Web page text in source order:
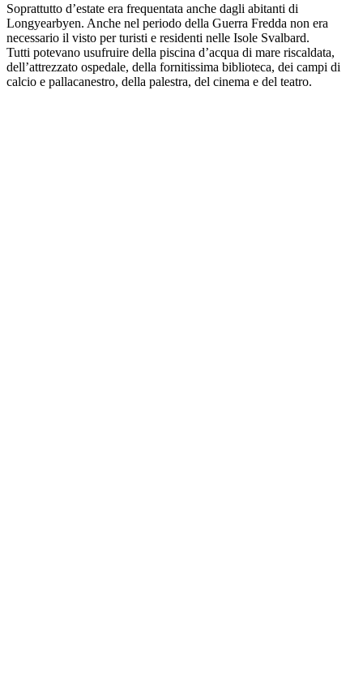
Soprattutto d’estate era frequentata anche dagli abitanti di
Longyearbyen. Anche nel periodo della Guerra Fredda non era
necessario il visto per turisti e residenti nelle Isole Svalbard.
Tutti potevano usufruire della piscina d’acqua di mare riscaldata,
dell’attrezzato ospedale, della fornitissima biblioteca, dei campi di
calcio e pallacanestro, della palestra, del cinema e del teatro.